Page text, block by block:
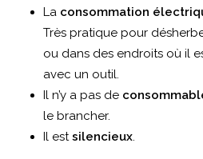
La consommation
Très pratique pour
ou dans des endroits où il
avec un outil.
Il n’y a pas de
le brancher.
Il estsilencieux.